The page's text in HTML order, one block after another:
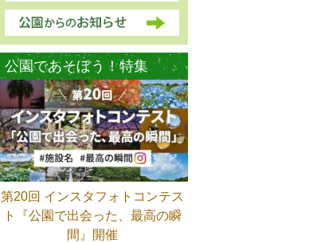
公園であそぼう！特集
第20回 インスタフォトコンテス
ト『公園で出会った、最高の瞬
間』開催